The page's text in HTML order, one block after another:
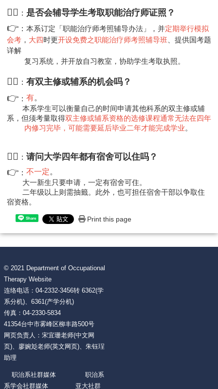
🙋‍♀️ ： 是否会辅导学生考取职能治疗师证照？
👉： 本系订定「职能治疗师考照辅导办法」，并定期举行模拟
会考， 大四时更开设免费之职能治疗师考照辅导班 、提供国考题
详解
复习系统，并开放自习教室，协助学生考取执照。
🙋‍♂️ ： 有双主修或辅系的机会吗？
👉： 有。
本系学生可以衡量自己的时间申请其他科系的双主修或辅
系，但须考量取得双主修或辅系资格的选修课程通常无法在四年
内修习完毕，可能需要延后毕业二年才能完成学业。
🙋‍♀️ ： 请问大学四年都有宿舍可以住吗？
👉： 不一定。
大一新生只要申请，一定有宿舍可住。
二年级以上则需抽籤。此外，也可担任宿舍干部以争取住
宿资格。
Share Print this page
© 2021 Department of Occupational
Therapy Website
连络电话：04-2332-3456转 6362(学
系分机)、6361(产学分机)
传真：04-2330-5834
41354台中市雾峰区柳丰路500号
网页负责人：宋宜珊老师(中文网
页)、廖婉彣老师(英文网页)、朱钰珵
助理
职治系社群媒体 职治系
系学会社群媒体 亚大社群